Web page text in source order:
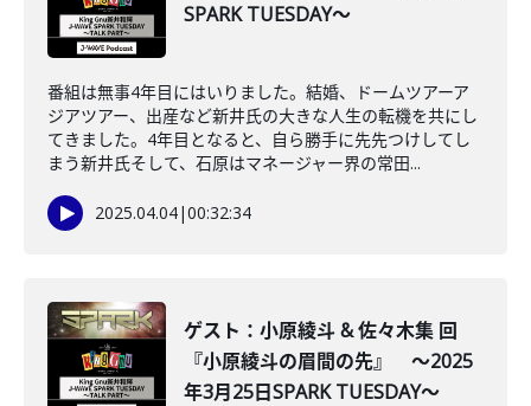
SPARK TUESDAY～
番組は無事4年目にはいりました。結婚、ドームツアーア
ジアツアー、出産など新井氏の大きな人生の転機を共にし
てきました。4年目となると、自ら勝手に先先つけしてし
まう新井氏そして、石原はマネージャー界の常田...
2025.04.04|00:32:34
ゲスト：小原綾斗 & 佐々木集 回
『小原綾斗の眉間の先』 ～2025
年3月25日SPARK TUESDAY～